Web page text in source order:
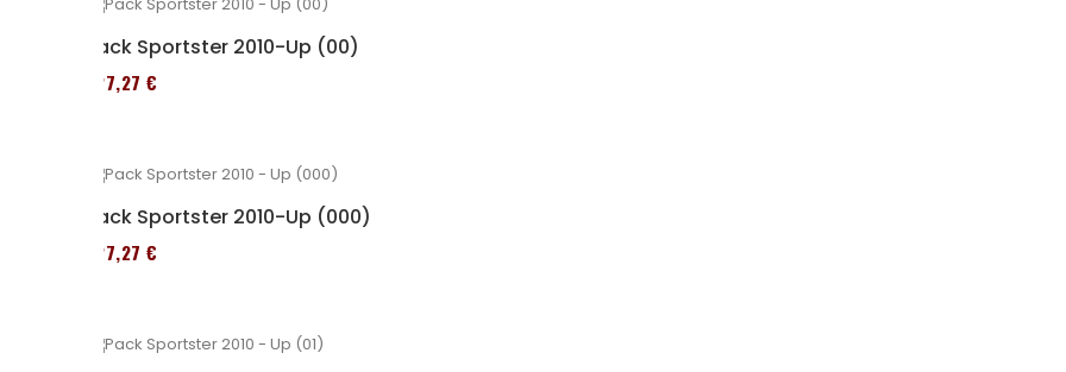
Pack Sportster 2010-Up (00)
227,27 €
Pack Sportster 2010-Up (000)
227,27 €